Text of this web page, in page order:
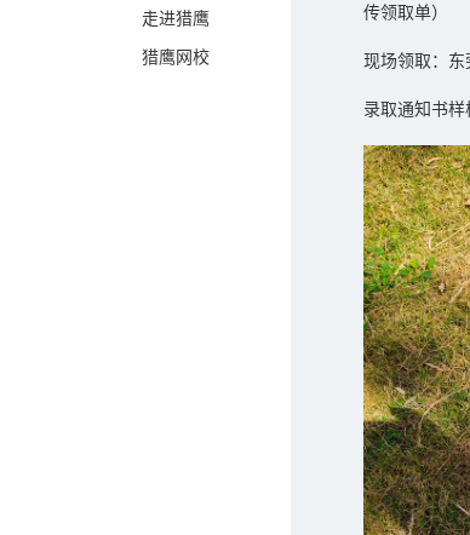
走进猎鹰
猎鹰网校
传领取单）
现场领取：东
录取通知书样